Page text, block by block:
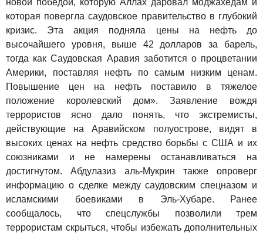
новой победой, которую Аллах даровал моджахедам и
которая повергла саудовское правительство в глубокий
кризис. Эта акция подняла цены на нефть до
высочайшего уровня, выше 42 долларов за барель,
тогда как Саудовская Аравия заботится о процветании
Америки, поставляя нефть по самым низким ценам.
Повышение цен на нефть поставило в тяжелое
положение королевский дом». Заявление вождя
террористов ясно дало понять, что экстремисты,
действующие на Аравийском полуострове, видят в
высоких ценах на нефть средство борьбы с США и их
союзниками и не намерены останавливаться на
достигнутом. Абдулазиз аль-Мукрин также опроверг
информацию о сделке между саудовским спецназом и
исламскими боевиками в Эль-Хубаре. Ранее
сообщалось, что спецслужбы позволили трем
террористам скрыться, чтобы избежать дополнительных